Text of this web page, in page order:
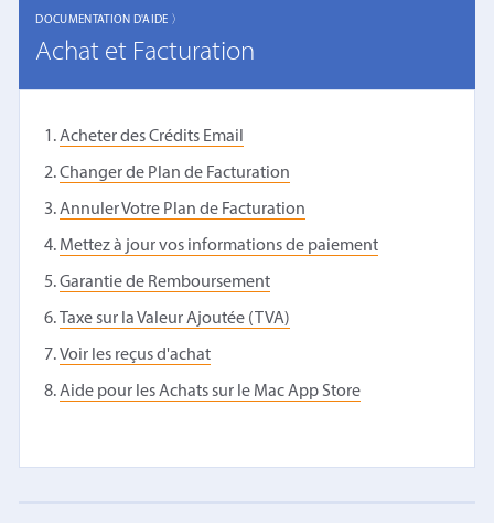
DOCUMENTATION D'AIDE 〉
Achat et Facturation
Acheter des Crédits Email
Changer de Plan de Facturation
Annuler Votre Plan de Facturation
Mettez à jour vos informations de paiement
Garantie de Remboursement
Taxe sur la Valeur Ajoutée (TVA)
Voir les reçus d'achat
Aide pour les Achats sur le Mac App Store